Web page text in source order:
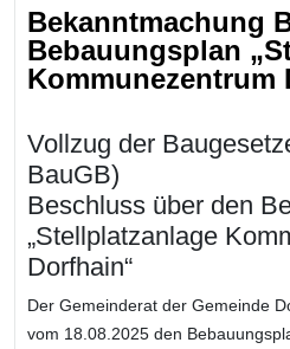
Bekanntmachung
Bebauungsplan
Kommunezentrum
Vollzug der
BauGB)
Beschluss über den
„Stellplatzanlage
Dorfhain“
Der Gemeinderat der Gemeinde
vom 18.08.2025 den